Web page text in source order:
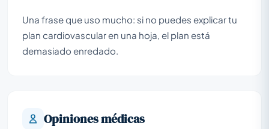
Una frase que uso mucho: si no puedes explicar tu
plan cardiovascular en una hoja, el plan está
demasiado enredado.
Opiniones médicas